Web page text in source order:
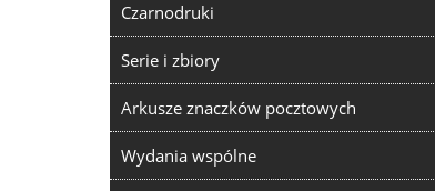
Czarnodruki
Serie i zbiory
Arkusze znaczków pocztowych
Wydania wspólne